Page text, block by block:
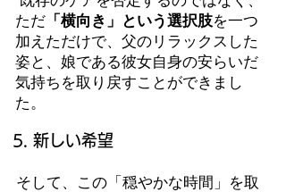
ただ 「横向き」という選択肢を一つ
加えただけで、父のリラックスした
姿と、娘である彼女自身の安らいだ
気持ちを取り戻すことができまし
た。
5. 新しい希望
そして、この「穏やかな時間」を取